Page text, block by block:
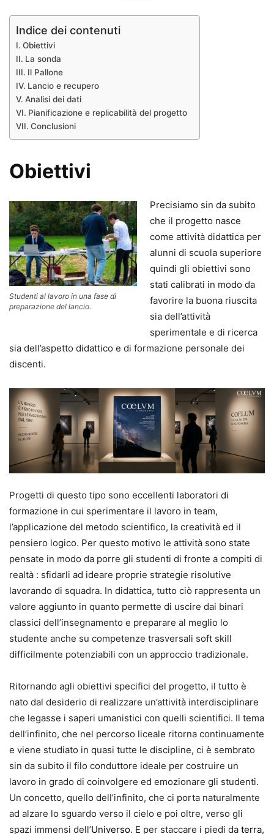
Indice dei contenuti
Obiettivi
La sonda
Il Pallone
Lancio e recupero
Analisi dei dati
Pianificazione e replicabilità del progetto
Conclusioni
Obiettivi
Studenti al lavoro in una fase di
preparazione del lancio.
Precisiamo sin da subito
che il progetto nasce
come attività didattica per
alunni di scuola superiore
quindi gli obiettivi sono
stati calibrati in modo da
favorire la buona riuscita
sia dell’attività
sperimentale e di ricerca
sia dell’aspetto didattico e di formazione personale dei
discenti.
Progetti di questo tipo sono eccellenti laboratori di
formazione in cui sperimentare il lavoro in team,
l’applicazione del metodo scientifico, la creatività ed il
pensiero logico. Per questo motivo le attività sono state
pensate in modo da porre gli studenti di fronte a compiti di
realtà : sfidarli ad ideare proprie strategie risolutive
lavorando di squadra. In didattica, tutto ciò rappresenta un
valore aggiunto in quanto permette di uscire dai binari
classici dell’insegnamento e preparare al meglio lo
studente anche su competenze trasversali soft skill
difficilmente potenziabili con un approccio tradizionale.
Ritornando agli obiettivi specifici del progetto, il tutto è
nato dal desiderio di realizzare un’attività interdisciplinare
che legasse i saperi umanistici con quelli scientifici. Il tema
dell’infinito, che nel percorso liceale ritorna continuamente
e viene studiato in quasi tutte le discipline, ci è sembrato
sin da subito il filo conduttore ideale per costruire un
lavoro in grado di coinvolgere ed emozionare gli studenti.
Un concetto, quello dell’infinito, che ci porta naturalmente
ad alzare lo sguardo verso il cielo e poi oltre, verso gli
spazi immensi dell’Universo. E per staccare i piedi da terra,